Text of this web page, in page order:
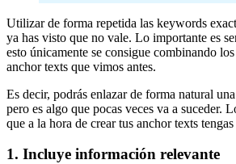
Utilizar de forma repetida las keywords
ya has visto que no vale. Lo importante es
esto únicamente se consigue combinando
anchor texts que vimos antes.
Es decir, podrás enlazar de forma natural
pero es algo que pocas veces va a suceder.
que a la hora de crear tus anchor texts
1. Incluye información relevante